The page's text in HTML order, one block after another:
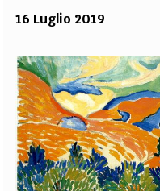
FILODIRITTO REDAZIONE
FOTOGRAFI
16 Luglio 2019